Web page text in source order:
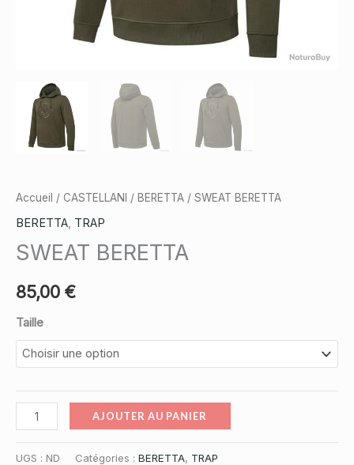
Accueil / CASTELLANI / BERETTA / SWEAT BERETTA
BERETTA, TRAP
SWEAT BERETTA
85,00 €
Taille
quantité
de
SWEAT
AJOUTER AU PANIER
UGS : ND Catégories : BERETTA, TRAP